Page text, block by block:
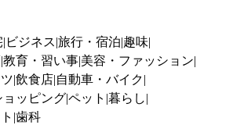
ビジネス 旅行・宿泊 趣味
教育・習い事 美容・ファッション
飲食店 自動車・バイク
ョッピングペット 暮らし
歯科